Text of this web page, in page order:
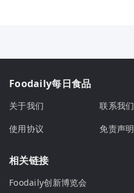
Foodaily每日食品
关于我们 联系我们
使用协议
免责声明
相关链接
Foodaily创新博览会